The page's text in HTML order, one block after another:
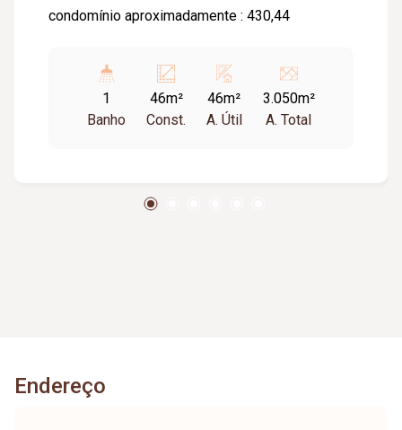
condomínio aproximadamente : 430,44
1
Banho
46m²
Const.
46m²
A. Útil
3.050m²
A. Total
Endereço